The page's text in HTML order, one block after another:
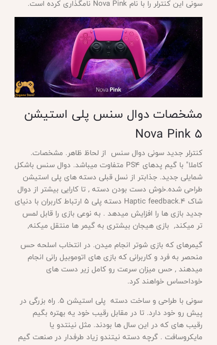
سونی این کنترلر را با نام Nova Pink نامگذاری کرده است.
مشخصات دوال سنس پلی استیشن
5
کنترلر جدید سونی دوال سنس از لحاظ ظاهر. مشخصات.
کاملا" با گیم پدهای
PS4 متفاوت میباشد. دوال سنس باشکل
شمایلی جدید. جذابتر از نسل قبلی دسته های پلی استیشن
طراحی شده.خوش دست بودن دسته , تا کارایی بیشتر از دوال
شاک 4.Haptic feedback دسته پلی 5 ارتباط کاربران با دنیای
جدید بازی ها را افزایش میدهد . به نوعی بازی را قابل لمس
تر میکند, بازی هیجان بیشتری به گیمر ها منتقل میکنه,
گیمرهای که بازی شوتر انجام میدن. در انتخاب اسلحه حس
منحصر به فرد و کاربرانی که بازی های اتوموبیل رانی انجام
میدهند , حس میزان سرعت رو کامل زیر دست های
خوداحساس خواهند کرد.
سونی با طراحی و ساخت دسته پلی استیشن 5. راه بزرگی در
پیش رو خود دارد. تا در مقابل رقیب خود یه بهتره بگیم
رقیب های که در این سال ها بودند. مثل نینتدو یا
مایکروسافت . گرچه دسته نیتندو زیاد طرفدار در صنعت گیم